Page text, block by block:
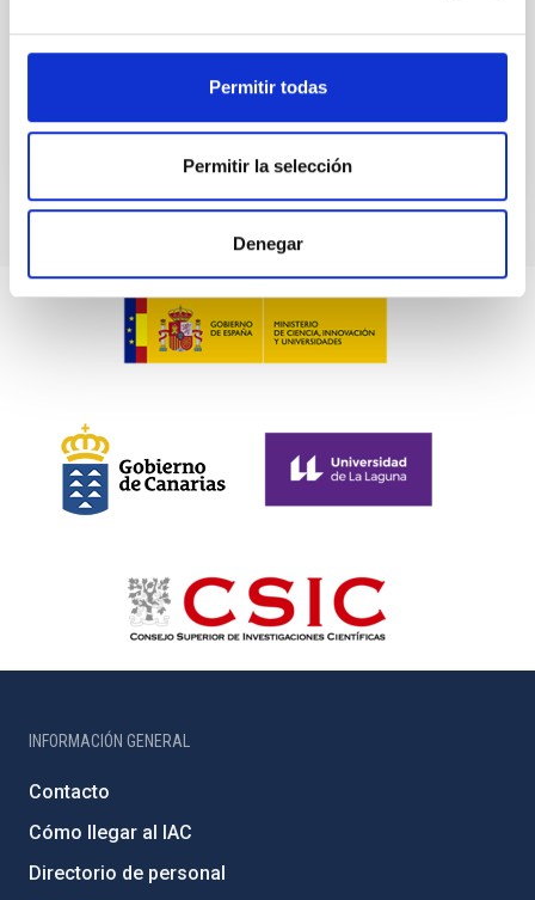
Permitir todas
Permitir la selección
Denegar
INFORMACIÓN GENERAL
Contacto
Cómo llegar al IAC
Directorio de personal